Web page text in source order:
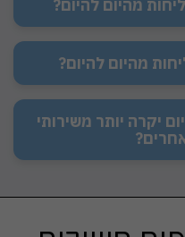
מהיום להיום?
מהיום להיום?
יקרה יותר משירותי